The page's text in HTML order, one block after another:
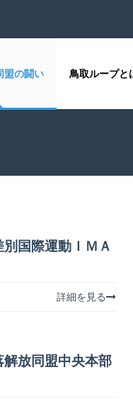
盟の闘い 鳥取ループと
国際運動ＩＭＡ
詳細を見る
放同盟中央本部